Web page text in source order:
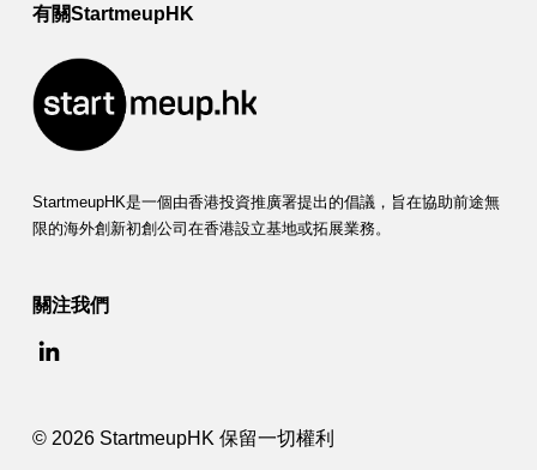
創
業
節
圓
滿
落
幕
引
領
球
有關StartmeupHK
StartmeupHK是一個由香港投資推廣署提出的倡議，旨在協助前途無
限的海外創新初創公司在香港設立基地或拓展業務。
關注我們
© 2026 StartmeupHK 保留一切權利